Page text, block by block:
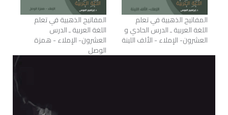
المفاتيح الذهبية في تعلم
اللغة العربية ـ الدرس الحادي و
العشرون- الإملاء - الألف اللينة
المفاتيح الذهبية في تعلم
اللغة العربية ـ الدرس
العشرون- الإملاء - همزة
الوصل